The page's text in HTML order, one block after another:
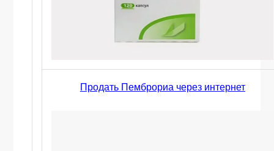
Продать Пемброриа через интернет